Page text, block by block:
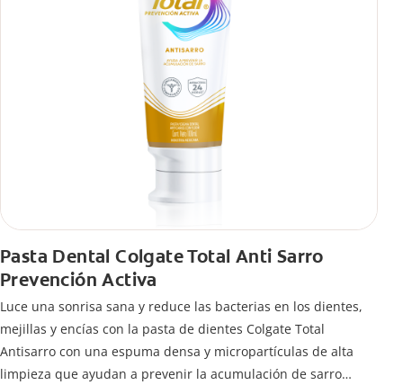
Pasta Dental Colgate Total Anti Sarro
Prevención Activa
Luce una sonrisa sana y reduce las bacterias en los dientes,
mejillas y encías con la pasta de dientes Colgate Total
Antisarro con una espuma densa y micropartículas de alta
limpieza que ayudan a prevenir la acumulación de sarro